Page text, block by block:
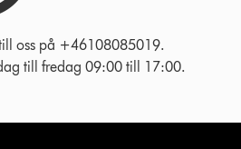
oss på +46108085019.
till fredag 09:00 till 17:00.